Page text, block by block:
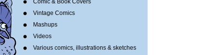
Comic & Book Covers
Vintage Comics
Mashups
Videos
Various comics, illustrations & sketches